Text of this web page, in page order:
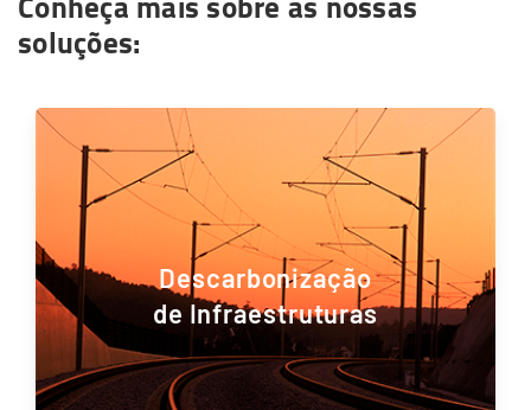
Conteudo
soluções:
Descarbonização
de Infraestruturas